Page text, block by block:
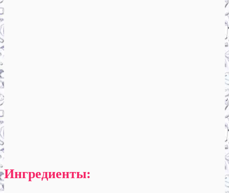
Ингредиенты: